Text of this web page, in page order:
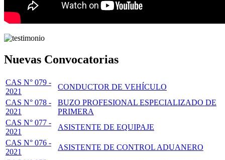
Nuevas Convocatorias
CAS N° 079 -
2021
CONDUCTOR DE VEHÍCULO
CAS N° 078 -
2021
BUZO PROFESIONAL ESPECIALIZADO DE
PRIMERA
CAS N° 077 -
2021
ASISTENTE DE EQUIPAJE
CAS N° 076 -
2021
ASISTENTE DE CONTROL ADUANERO